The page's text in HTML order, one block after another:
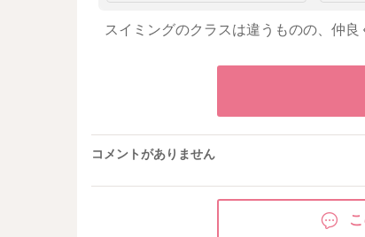
スイミングのクラスは違うものの、仲良
コメントがありません